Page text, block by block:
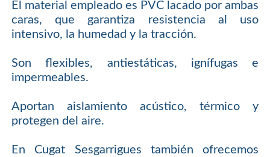
El material empleado es PVC lacado por ambas
caras, que garantiza resistencia al uso
intensivo, la humedad y la tracción.
Son flexibles, antiestáticas, ignífugas e
impermeables.
Aportan aislamiento acústico, térmico y
protegen del aire.
En Cugat Sesgarrigues también ofrecemos